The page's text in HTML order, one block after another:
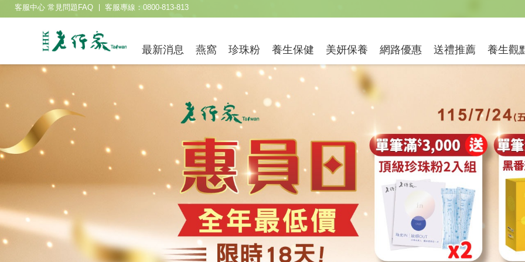
最新消息 燕窩 珍珠粉 養生保健 美妍保養 網路優惠 送禮推薦 養生觀
客服中心 常見問題FAQ 客服專線：0800-813-813